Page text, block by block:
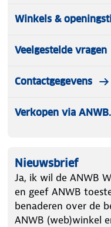
Winkels &
Veelgestelde vragen
Contactgegevens
Verkopen via
Nieuwsbrief
Ja, ik wil de ANWB
en geef ANWB
benaderen over de
ANWB (web)winkel